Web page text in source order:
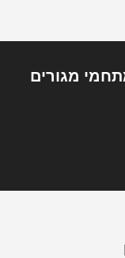
מגורים